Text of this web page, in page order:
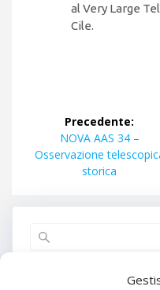
al Very Large
Cile.
Navigazione
articoli
Precedente:
Articolo
precedente:
NOVA AAS 34 –
Osservazione
storica